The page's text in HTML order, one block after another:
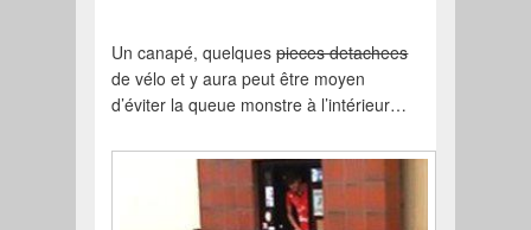
Un canapé, quelquespieces detachees
de vélo et y aura peut être moyen
d’éviter la queue monstre à l’intérieur…